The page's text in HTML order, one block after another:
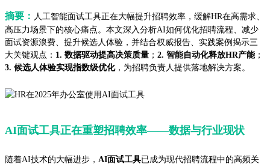
摘要： 人工智能面试工具正在大幅提升招聘效率，缓解HR在高需求、
高压力场景下的核心痛点。本文深入分析AI如何优化招聘流程、减少
面试资源浪费、提升候选人体验，并结合权威报告、实践案例揭示三
大关键观点： 1. 数据驱动提高决策质量 ； 2. 智能自动化释放HR产能；
3. 候选人体验实现指数级优化，为招聘负责人提供落地解决方案。
AI面试工具正在重塑招聘效率——数据与行业现状
随着AI技术的大幅进步， AI面试工具已成为现代招聘流程中的高频关